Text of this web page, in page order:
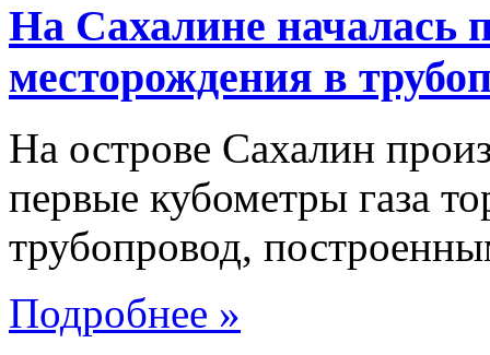
На Сахалине началась
месторождения в
На острове Сахалин
первые кубометры газа
трубопровод,
Подробнее »